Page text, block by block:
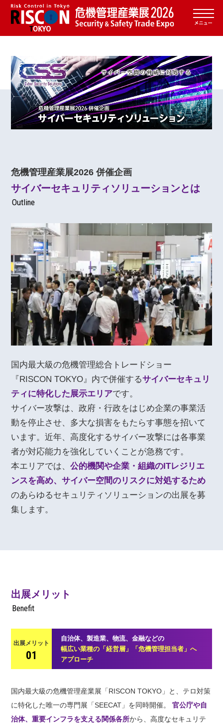
危機管理産業展2026 併催企画
サイバーセキュリティソリューションとは
Outline
国内最大級の危機管理総合トレードショー
『RISCON TOKYO』内で併催するサイバーセキュリ
ティに特化した展示エリアです。
サイバー攻撃は、政府・行政をはじめ企業の事業活
動を停止させ、多大な損害をもたらす事態を招いて
います。近年、高度化するサイバー攻撃には各事業
者が対応能力を強化していくことが急務です。
本エリアでは、公的機関や企業・組織のITレジリエ
ンスを高め、サイバー空間のリスクに対処するため
のあらゆるセキュリティソリューションの出展を募
集します。
出展メリット
Benefit
出展メリット
01
自治体、製造業、物流、金融などの
幅広い業種の「経営層」「危機管理担当者」へ
アプローチ
国内最大級の危機管理産業展「RISCON TOKYO」と、テロ対策
に特化した唯一の専門展「SEECAT」を同時開催。官公庁や自
治体、重要インフラを支える関係各所から、高度なセキュリテ